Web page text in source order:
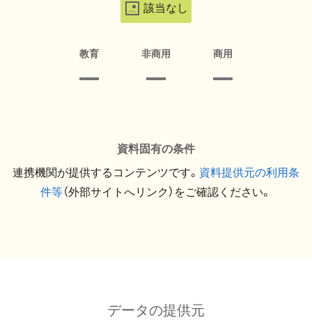
該当なし
教育 非商用 商用
資料固有の条件
連携機関が提供するコンテンツです。 資料提供元の利用条
件等（外部サイトへリンク）をご確認ください。
データの提供元